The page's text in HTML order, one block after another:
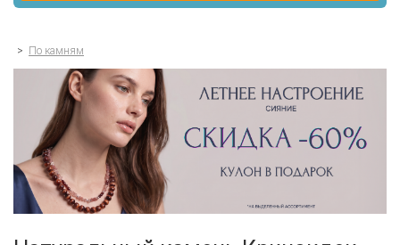
> По камням